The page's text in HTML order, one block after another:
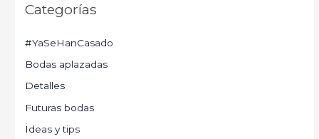
Categorías
#YaSeHanCasado
Bodas aplazadas
Detalles
Futuras bodas
Ideas y tips